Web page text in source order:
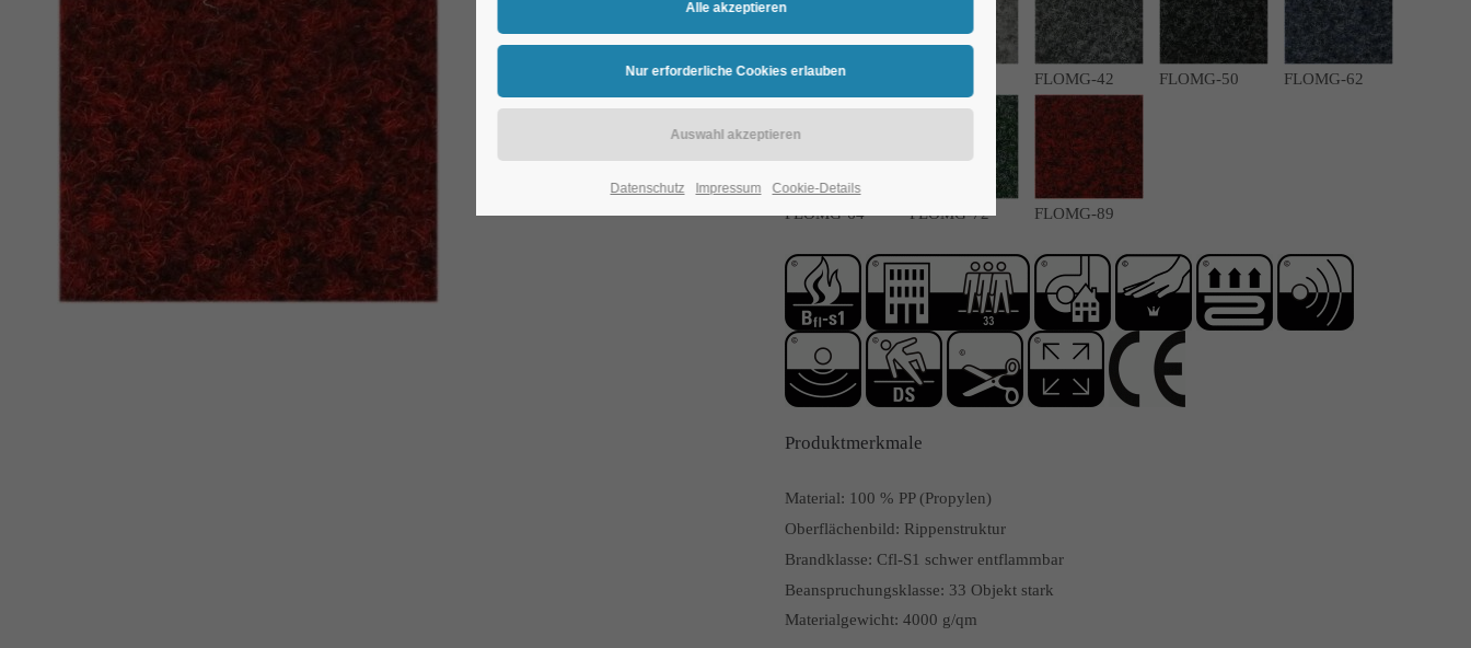
FLOMG-22 FLOMG-42 FLOMG-50 FLOMG-62
FLOMG-64 FLOMG-72 FLOMG-89
Produktmerkmale
Material: 100 % PP (Propylen)
Oberflächenbild: Rippenstruktur
Brandklasse: Cfl-S1 schwer entflammbar
Beanspruchungsklasse: 33 Objekt stark
Materialgewicht: 4000 g/qm
Datenschutz Impressum Cookie-Details